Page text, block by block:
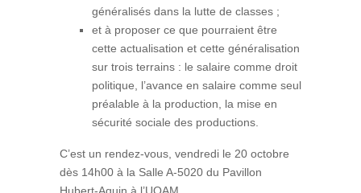
généralisés dans la lutte de classes ;
et à proposer ce que pourraient être
cette actualisation et cette généralisation
sur trois terrains : le salaire comme droit
politique, l’avance en salaire comme seul
préalable à la production, la mise en
sécurité sociale des productions.
C’est un rendez-vous, vendredi le 20 octobre
dès 14h00 à la Salle A-5020 du Pavillon